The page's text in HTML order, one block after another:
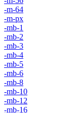
-m-64
-m-px
-mb-1
-mb-2
-mb-3
-mb-4
-mb-5
-mb-6
-mb-8
-mb-10
-mb-12
-mb-16